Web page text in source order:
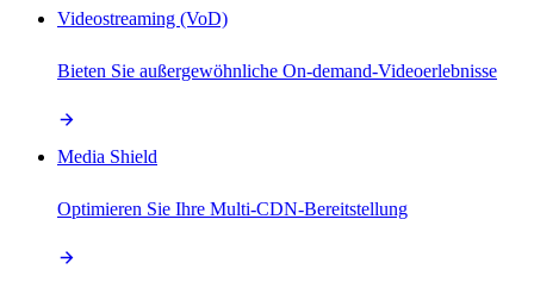
Videostreaming (VoD)
Bieten Sie außergewöhnliche On-demand-Videoerlebnisse
Media Shield
Optimieren Sie Ihre Multi-CDN-Bereitstellung